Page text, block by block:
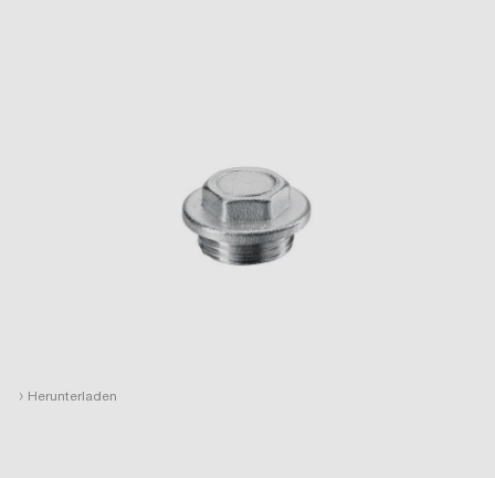
› Herunterladen